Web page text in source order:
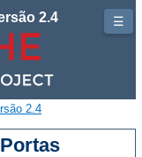
2.4
2.4
☰